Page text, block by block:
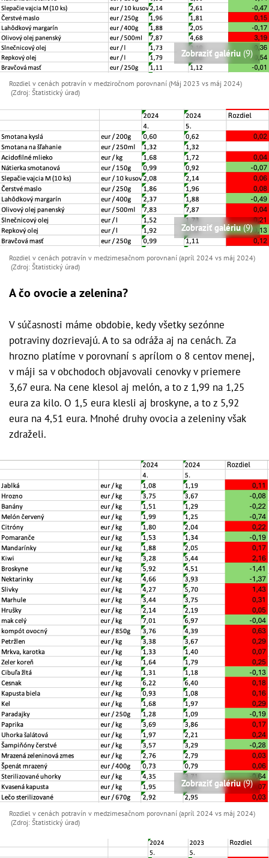
Zobraziť galériu (9)
Rozdiel v cenách potravín v medziročnom porovnaní (Máj 2023 vs máj 2024)
(Zdroj: Štatistický úrad)
Zobraziť galériu(9)
Rozdiel v cenách potravín v medzimesačnom porovnaní (apríl 2024 vs máj 2024)
(Zdroj: Štatistický úrad)
A čo ovocie a zelenina?
V súčasnosti máme obdobie, kedy všetky sezónne
potraviny dozrievajú. A to sa odráža aj na cenách. Za
hrozno platíme v porovnaní s aprílom o 8 centov menej,
v máji sa v obchodoch objavovali cenovky v priemere
3,67 eura. Na cene klesol aj melón, a to z 1,99 na 1,25
eura za kilo. O 1,5 eura klesli aj broskyne, a to z 5,92
eura na 4,51 eura. Mnohé druhy ovocia a zeleniny však
zdraželi.
Zobraziť galériu(9)
Rozdiel v cenách potravín v medzimesačnom porovnaní (apríl 2024 vs máj 2024)
(Zdroj: Štatistický úrad)